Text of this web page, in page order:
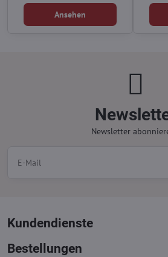
Ansehen
Newsletter
Kundendienste
Bestellungen